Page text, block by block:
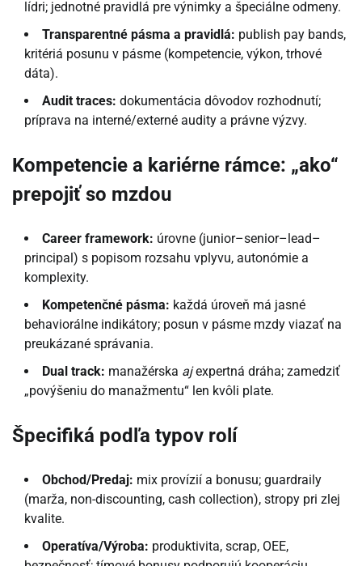
lídri; jednotné pravidlá pre výnimky a špeciálne odmeny.
Transparentné pásma a pravidlá: publish pay bands,
kritériá posunu v pásme (kompetencie, výkon, trhové
dáta).
Audit traces: dokumentácia dôvodov rozhodnutí;
príprava na interné/externé audity a právne výzvy.
Kompetencie a kariérne rámce: „ako“
prepojiť so mzdou
Career framework: úrovne (junior–senior–lead–
principal) s popisom rozsahu vplyvu, autonómie a
komplexity.
Kompetenčné pásma: každá úroveň má jasné
behaviorálne indikátory; posun v pásme mzdy viazať na
preukázané správania.
Dual track: manažérska ajexpertná dráha; zamedziť
„povýšeniu do manažmentu“ len kvôli plate.
Špecifiká podľa typov rolí
Obchod/Predaj: mix provízií a bonusu; guardraily
(marža, non-discounting, cash collection), stropy pri zlej
kvalite.
Operatíva/Výroba: produktivita, scrap, OEE,